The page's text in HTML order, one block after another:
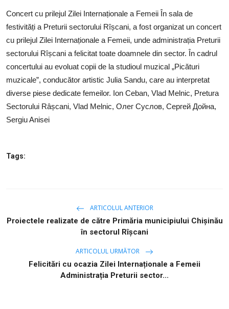
Sectorul Rîșcani
Căutați pe Internet
Concert cu prilejul Zilei Internaționale a Femeii În sala de
festivități a Preturii sectorului Rîșcani, a fost organizat un concert
cu prilejul Zilei Internaționale a Femeii, unde administrația Preturii
sectorului Rîșcani a felicitat toate doamnele din sector. În cadrul
concertului au evoluat copii de la studioul muzical „Picături
muzicale”, conducător artistic Julia Sandu, care au interpretat
diverse piese dedicate femeilor. Ion Ceban, Vlad Melnic, Pretura
Sectorului Râșcani, Vlad Melnic, Олег Суслов, Сергей Дойна,
Sergiu Anisei
Tags:
ARTICOLUL ANTERIOR
Proiectele realizate de către Primăria municipiului Chișinău
în sectorul Rîșcani
ARTICOLUL URMĂTOR
Felicitări cu ocazia Zilei Internaționale a Femeii
Administrația Preturii sector...